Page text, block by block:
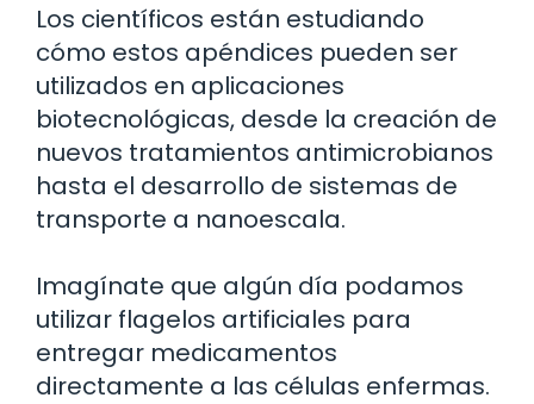
Los científicos están estudiando
cómo estos apéndices pueden ser
utilizados en aplicaciones
biotecnológicas, desde la creación de
nuevos tratamientos antimicrobianos
hasta el desarrollo de sistemas de
transporte a nanoescala.
Imagínate que algún día podamos
utilizar flagelos artificiales para
entregar medicamentos
directamente a las células enfermas.